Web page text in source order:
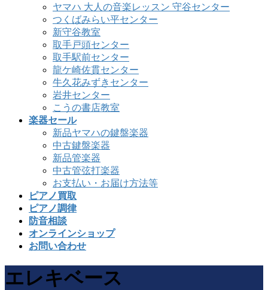
ヤマハ 大人の音楽レッスン 守谷センター
つくばみらい平センター
新守谷教室
取手戸頭センター
取手駅前センター
龍ケ崎佐貫センター
牛久花みずきセンター
岩井センター
こうの書店教室
楽器セール
新品ヤマハの鍵盤楽器
中古鍵盤楽器
新品管楽器
中古管弦打楽器
お支払い・お届け方法等
ピアノ買取
ピアノ調律
防音相談
オンラインショップ
お問い合わせ
エレキベース